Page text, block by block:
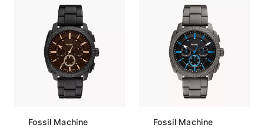
Fossil Machine
Fossil Machine